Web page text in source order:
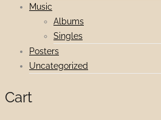
Music
Albums
Singles
Posters
Uncategorized
Cart